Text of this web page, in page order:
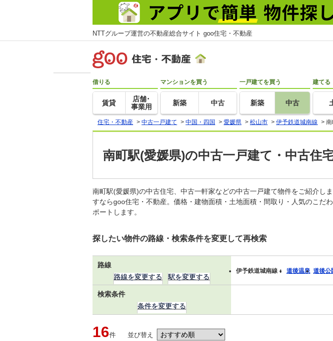
NTTグループ運営の不動産総合サイト goo住宅・不動産
借りる
賃貸
店舗･
事業用
マンションを買う
新築 中古
一戸建てを買う
新築 中古
建てる
住宅・不動産 > 中古一戸建て > 中国・四国 > 愛媛県 > 松山市 > 伊予鉄道城南線 >
南町駅(愛媛県)の中古一戸建て・中古住
南町駅(愛媛県)の中古住宅、中古一軒家などの中古一戸建て物件をご紹介し
すならgoo住宅・不動産。価格・建物面積・土地面積・間取り・人気のこだ
ポートします。
探したい物件の路線・検索条件を変更して再検索
路線
伊予鉄道城南線： 道後温泉 道後公
路線を変更する 駅を変更する
検索条件
条件を変更する
16件 並び替え